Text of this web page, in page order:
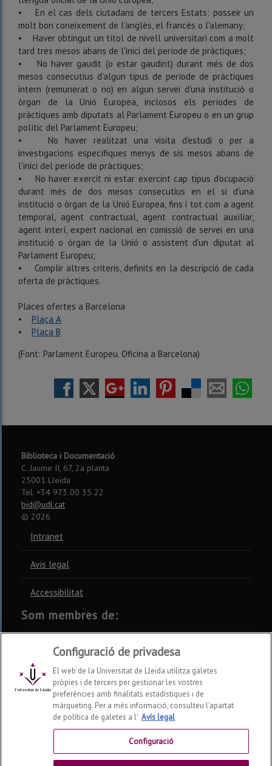
• En el cas dels ciutadans de tercers Estats: posseir un
molt bon coneixement de l'anglès, el francès o l'alemany;
• Haver obtingut un títol de nivell universitari com a molt
tard tres mesos abans de l'inici del període de pràctiques;
• No haver gaudit (o estar gaudint) durant més de dos
mesos consecutius d'algun tipus de període de pràctiques
intern (remunerat o no) en algun servei d'una institució o
òrgan de la Unió Europea, inclosos els períodes de
pràctiques amb diputats al Parlament Europeu o en un grup
polític del Parlament Europeu;
• No haver realitzat una visita d'estudi o per a
investigacions específiques menys de sis mesos abans de
l'inici del període de pràctiques;
• No haver exercit ni estar exercint cap tipus d'ocupació
durant més de dos mesos consecutius en el si d'una
institució o òrgan de la Unió Europea, fins i tot com a agent
temporal, agent contractual, agent contractual auxiliar,
agent interí, expert nacional en comissió de servei en una
institució o òrgan de la Unió o assistent d'un diputat al
Parlament Europeu;
• Complir altres criteris, definits en la descripció de cada
oferta de pràctiques.
Places ofertes a Barcelona
• Plaça A
• Plaça B
(Font: Parlament Europeu. Oficina a Barcelona)
Biblioteca i Documentació
C. Jaume II, 67, 2a planta
25001 Lleida
Tel. +34 973 00 35 22
bid@udl.cat
© 2026
Intranet
Avís legal
Accessibilitat
Som membres de:
CSUC REBIUN CRUE
Xarxes socials
Configuració de privadesa
El web de la Universitat de Lleida utilitza galetes
pròpies i de tercers per gestionar les vostres
preferències amb finalitats estadístiques i de
màrqueting. Per a més informació, consulteu l’apartat
de política de galetes a l' Avís legal
Configuració